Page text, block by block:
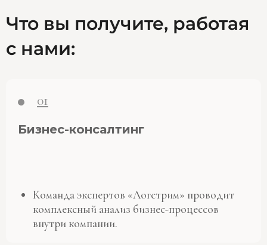
Что вы получите, работая
с нами:
01
Бизнес-консалтинг
Команда экспертов «Логстрим» проводит
комплексный анализ бизнес-процессов
внутри компании.